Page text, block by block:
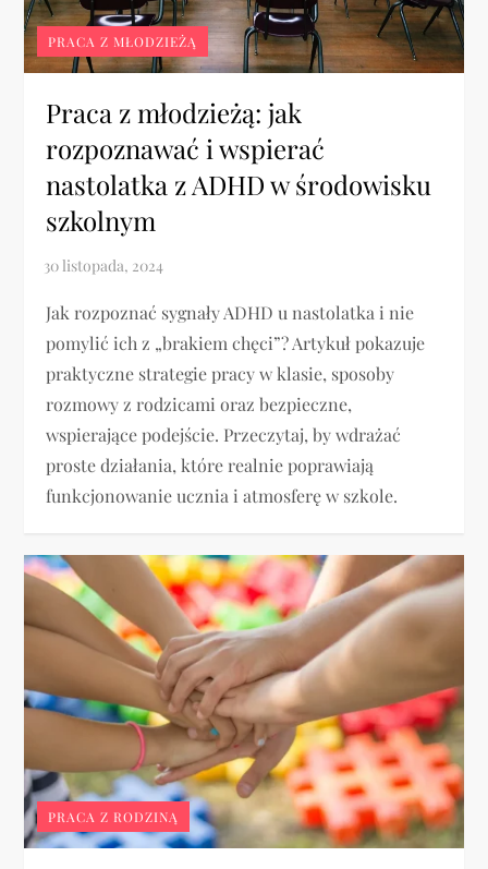
PRACA Z MŁODZIEŻĄ
Praca z młodzieżą: jak
rozpoznawać i wspierać
nastolatka z ADHD w środowisku
szkolnym
Jak rozpoznać sygnały ADHD u nastolatka i nie
pomylić ich z „brakiem chęci”? Artykuł pokazuje
praktyczne strategie pracy w klasie, sposoby
rozmowy z rodzicami oraz bezpieczne,
wspierające podejście. Przeczytaj, by wdrażać
proste działania, które realnie poprawiają
funkcjonowanie ucznia i atmosferę w szkole.
PRACA Z RODZINĄ